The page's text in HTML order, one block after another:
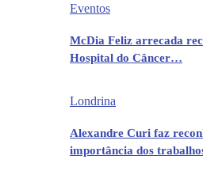
Eventos
McDia Feliz arrecada
Hospital do Câncer…
Londrina
Alexandre Curi faz
importância dos